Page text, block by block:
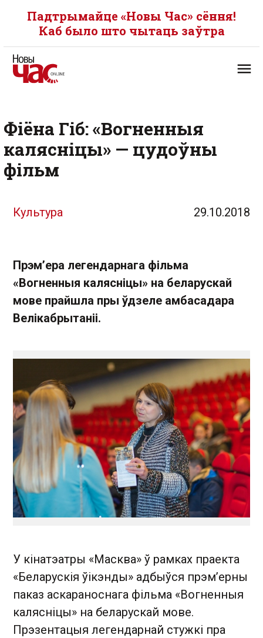
Падтрымайце «Новы Час» сёння!
Каб было што чытаць заўтра
Фіёна Гіб: «Вогненныя
калясніцы» — цудоўны
фільм
Культура 29.10.2018
Прэм’ера легендарнага фільма
«Вогненныя калясніцы» на беларускай
мове прайшла пры ўдзеле амбасадара
Велікабрытаніі.
У кінатэатры «Масква» ў рамках праекта
«Беларускія ўікэнды» адбыўся прэм’ерны
паказ аскараноснага фільма «Вогненныя
калясніцы» на беларускай мове.
Прэзентацыя легендарнай стужкі пра